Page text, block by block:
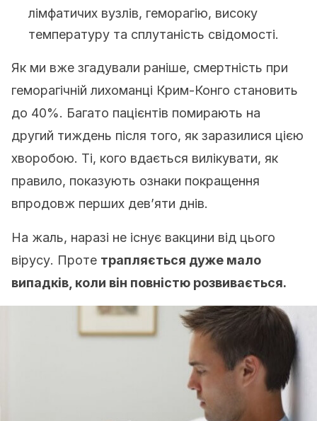
лімфатичих вузлів, геморагію, високу
температуру та сплутаність свідомості.
Як ми вже згадували раніше, смертність при
геморагічній лихоманці Крим-Конго становить
до 40%. Багато пацієнтів помирають на
другий тиждень після того, як заразилися цією
хворобою. Ті, кого вдається вилікувати, як
правило, показують ознаки покращення
впродовж перших дев’яти днів.
На жаль, наразі не існує вакцини від цього
вірусу. Проте трапляється дуже мало
випадків, коли він повністю розвивається.